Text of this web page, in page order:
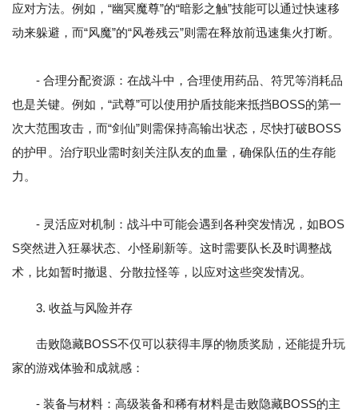
应对方法。例如，“幽冥魔尊”的“暗影之触”技能可以通过快速移
动来躲避，而“风魔”的“风卷残云”则需在释放前迅速集火打断。
- 合理分配资源：在战斗中，合理使用药品、符咒等消耗品
也是关键。例如，“武尊”可以使用护盾技能来抵挡BOSS的第一
次大范围攻击，而“剑仙”则需保持高输出状态，尽快打破BOSS
的护甲。治疗职业需时刻关注队友的血量，确保队伍的生存能
力。
- 灵活应对机制：战斗中可能会遇到各种突发情况，如BOS
S突然进入狂暴状态、小怪刷新等。这时需要队长及时调整战
术，比如暂时撤退、分散拉怪等，以应对这些突发情况。
3. 收益与风险并存
击败隐藏BOSS不仅可以获得丰厚的物质奖励，还能提升玩
家的游戏体验和成就感：
- 装备与材料：高级装备和稀有材料是击败隐藏BOSS的主